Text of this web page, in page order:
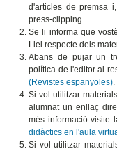
d'articles de premsa
press-clipping.
Se li informa que
Llei respecte dels
Abans de pujar un
política de l'editor al
(Revistes espanyoles).
Si vol utilitzar
alumnat un enllaç
més informació visite
didàctics en l'aula
Si vol utilitzar